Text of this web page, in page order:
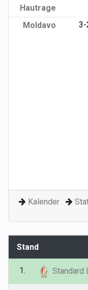
Hautrage
Moldavo 3-
Kalender
Stand
1. Standard